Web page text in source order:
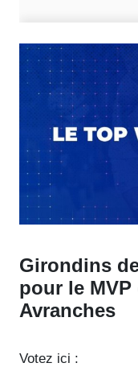
Girondins
pour le
Avranches
Votez ici :